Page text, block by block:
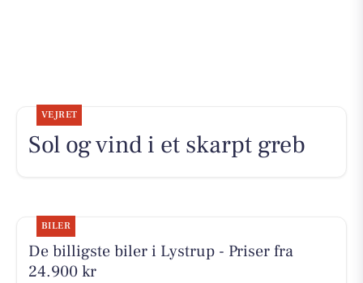
VEJRET
Sol og vind i et skarpt greb
BILER
De billigste biler i Lystrup - Priser fra
24.900 kr